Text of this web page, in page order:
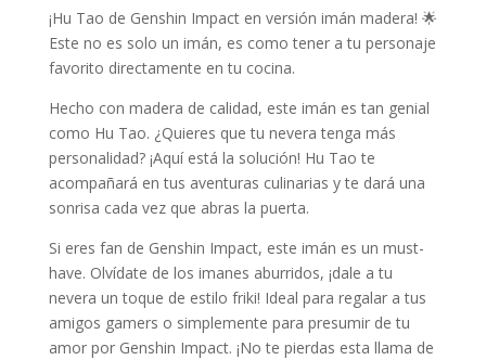
¡Hu Tao de Genshin Impact en versión imán madera! 🌟
Este no es solo un imán, es como tener a tu personaje
favorito directamente en tu cocina.
Hecho con madera de calidad, este imán es tan genial
como Hu Tao. ¿Quieres que tu nevera tenga más
personalidad? ¡Aquí está la solución! Hu Tao te
acompañará en tus aventuras culinarias y te dará una
sonrisa cada vez que abras la puerta.
Si eres fan de Genshin Impact, este imán es un must-
have. Olvídate de los imanes aburridos, ¡dale a tu
nevera un toque de estilo friki! Ideal para regalar a tus
amigos gamers o simplemente para presumir de tu
amor por Genshin Impact. ¡No te pierdas esta llama de